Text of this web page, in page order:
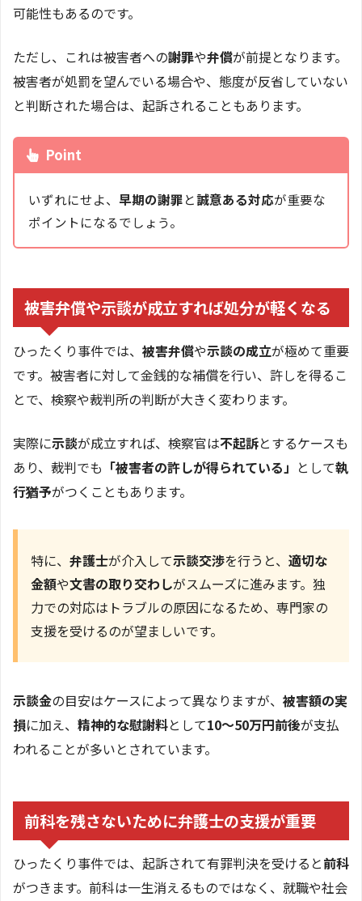
可能性もあるのです。
ただし、これは被害者への謝罪や弁償が前提となります。
被害者が処罰を望んでいる場合や、態度が反省していない
と判断された場合は、起訴されることもあります。
Point
いずれにせよ、 早期の謝罪と誠意ある対応が重要な
ポイントになるでしょう。
被害弁償や示談が成立すれば処分が軽くなる
ひったくり事件では、 被害弁償や示談の成立が極めて重要
です。被害者に対して金銭的な補償を行い、許しを得るこ
とで、検察や裁判所の判断が大きく変わります。
実際に示談が成立すれば、検察官は不起訴とするケースも
あり、裁判でも 「被害者の許しが得られている」 として執
行猶予がつくこともあります。
特に、 弁護士が介入して示談交渉を行うと、 適切な
金額や文書の取り交わしがスムーズに進みます。独
力での対応はトラブルの原因になるため、専門家の
支援を受けるのが望ましいです。
示談金の目安はケースによって異なりますが、 被害額の実
損に加え、 精神的な慰謝料として10〜50万円前後が支払
われることが多いとされています。
前科を残さないために弁護士の支援が重要
ひったくり事件では、起訴されて有罪判決を受けると前科
がつきます。前科は一生消えるものではなく、就職や社会